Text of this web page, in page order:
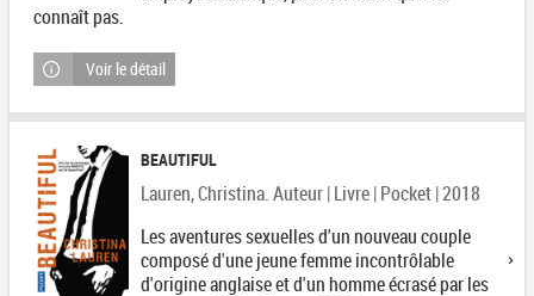
connaît pas.
Voir le détail
BEAUTIFUL
Lauren, Christina. Auteur | Livre | Pocket | 2018
Les aventures sexuelles d'un nouveau couple
composé d'une jeune femme incontrôlable
d'origine anglaise et d'un homme écrasé par les